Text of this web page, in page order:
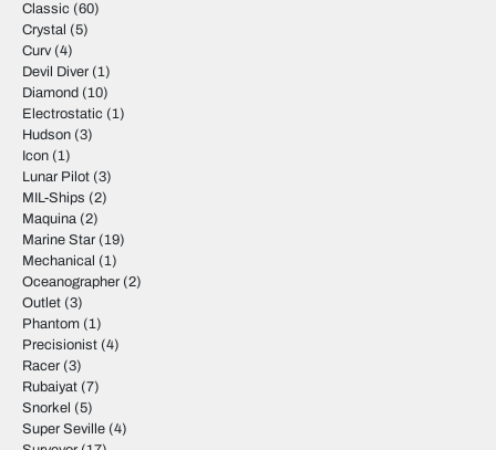
Classic (60)
Crystal (5)
Curv (4)
Devil Diver (1)
Diamond (10)
Electrostatic (1)
Hudson (3)
Icon (1)
Lunar Pilot (3)
MIL-Ships (2)
Maquina (2)
Marine Star (19)
Mechanical (1)
Oceanographer (2)
Outlet (3)
Phantom (1)
Precisionist (4)
Racer (3)
Rubaiyat (7)
Snorkel (5)
Super Seville (4)